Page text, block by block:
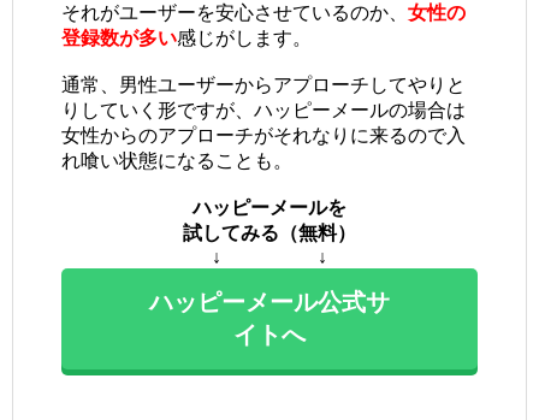
それがユーザーを安心させているのか、 女性の
登録数が多い感じがします。
通常、男性ユーザーからアプローチしてやりと
りしていく形ですが、ハッピーメールの場合は
女性からのアプローチがそれなりに来るので入
れ喰い状態になることも。
ハッピーメールを
試してみる（無料）
↓ ↓
ハッピーメール公式サ
イトへ